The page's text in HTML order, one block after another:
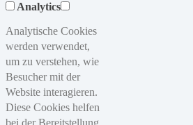
Analytics
Analytische Cookies
werden verwendet,
um zu verstehen, wie
Besucher mit der
Website interagieren.
Diese Cookies helfen